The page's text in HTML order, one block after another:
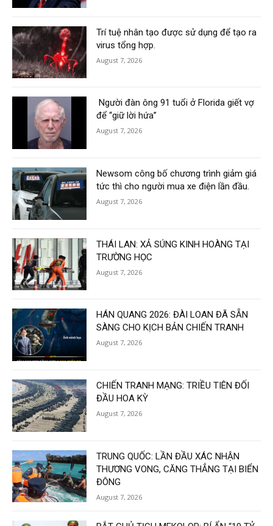
Trí tuệ nhân tạo được sử dụng để tạo ra
virus tổng hợp.
August 7, 2026
Người đàn ông 91 tuổi ở Florida giết vợ
để “giữ lời hứa”
August 7, 2026
Newsom công bố chương trình giảm giá
tức thì cho người mua xe điện lần đầu.
August 7, 2026
THÁI LAN: XẢ SÚNG KINH HOÀNG TẠI
TRƯỜNG HỌC
August 7, 2026
HÁN QUANG 2026: ĐÀI LOAN ĐÃ SẴN
SÀNG CHO KỊCH BẢN CHIẾN TRANH
August 7, 2026
CHIẾN TRANH MẠNG: TRIỀU TIÊN ĐỐI
ĐẦU HOA KỲ
August 7, 2026
TRUNG QUỐC: LẦN ĐẦU XÁC NHẬN
THƯƠNG VONG, CĂNG THẲNG TẠI BIỂN
ĐÔNG
August 7, 2026